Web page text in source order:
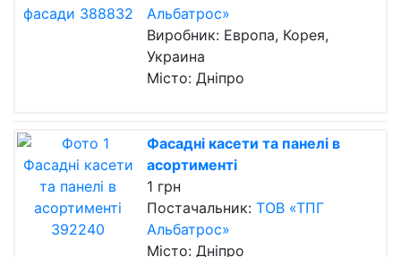
Альбатрос»
Виробник: Европа, Корея,
Украина
Місто: Дніпро
Фасадні касети та панелі в
асортименті
1 грн
Постачальник: ТОВ «ТПГ
Альбатрос»
Місто: Дніпро